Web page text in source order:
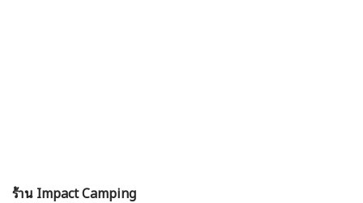
ร้าน Impact Camping